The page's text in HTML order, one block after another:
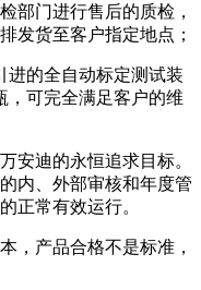
部门进行售后的质检，
发货至客户指定地点；
进的全自动标定测试装
，可完全满足客户的维
安迪的永恒追求目标。
内、外部审核和年度管
正常有效运行。
，产品合格不是标准，